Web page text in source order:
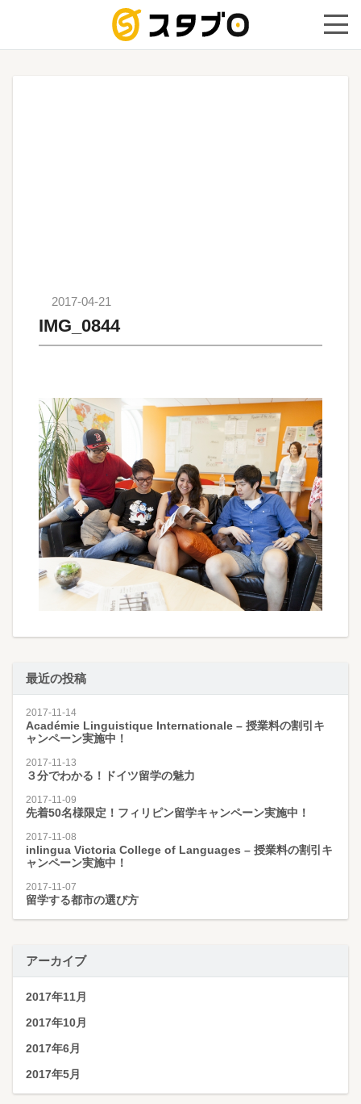
手続き
2017-04-21
IMG_0844
最近の投稿
2017-11-14
Académie Linguistique Internationale – 授業料の割引キ
ャンペーン実施中！
2017-11-13
３分でわかる！ドイツ留学の魅力
2017-11-09
先着50名様限定！フィリピン留学キャンペーン実施中！
2017-11-08
inlingua Victoria College of Languages – 授業料の割引キ
ャンペーン実施中！
2017-11-07
留学する都市の選び方
アーカイブ
2017年11月
2017年10月
2017年6月
2017年5月